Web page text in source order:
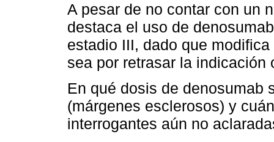
A pesar de no contar con un
destaca el uso de
estadio III, dado que
sea por retrasar la indicación
En qué dosis de denosumab
(márgenes esclerosos) y
interrogantes aún no